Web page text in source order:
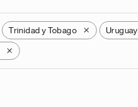
Trinidad y Tobago X Uruguay
X